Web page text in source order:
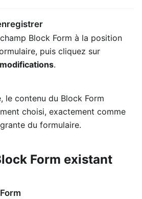
Block Form à la position
puis cliquez sur
.
le contenu du Block Form
choisi, exactement comme
du formulaire.
Form existant